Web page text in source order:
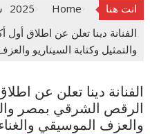
انت هنا Home
2025
الفنانة دينا تعلن عن اطلاق
والتمثيل وكتابة السيناريو
الفنانة دينا تعلن عن
الرقص الشرقي بمصر
والعزف الموسيقي